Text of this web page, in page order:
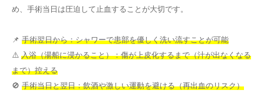
め、手術当日は圧迫して止血することが大切です。
📌 手術翌日から：シャワーで患部を優しく洗い流すことが可能
⚠️ 入浴（湯船に浸かること）：傷が上皮化するまで（汁が出なくなる
まで）控える
🚫 手術当日と翌日：飲酒や激しい運動を避ける（再出血のリスク）